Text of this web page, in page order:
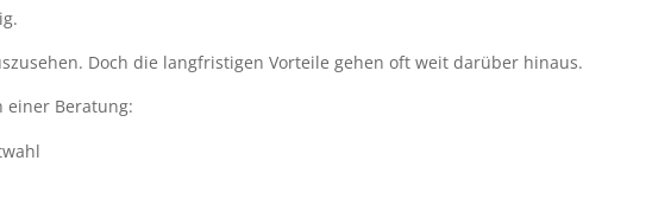
Doch die langfristigen Vorteile gehen oft weit darüber hinaus.
einer Beratung: